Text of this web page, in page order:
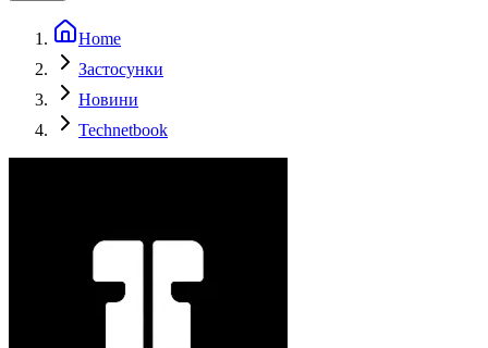
Home
Застосунки
Новини
Technetbook